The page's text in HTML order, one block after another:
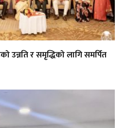
उन्नति र समृद्धिको लागि समर्पित